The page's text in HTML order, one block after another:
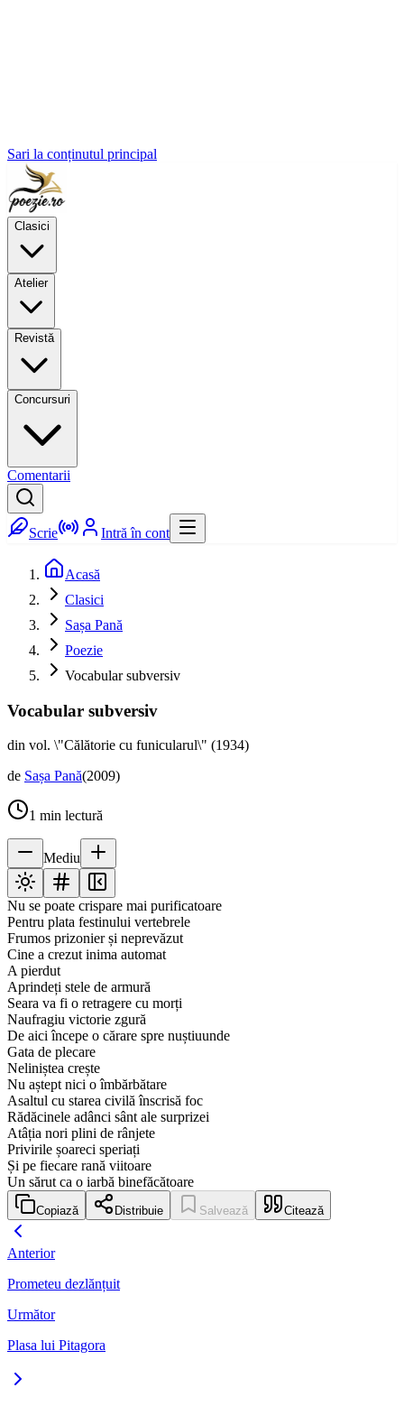
Sari la conținutul principal
Clasici
Atelier
Revistă
Concursuri
Comentarii
Scrie Intră în cont
Acasă
Clasici
Sașa Pană
Poezie
Vocabular subversiv
Vocabular subversiv
din vol. \"Călătorie cu funicularul\" (1934)
de Sașa Pană(2009)
1 min lectură
Mediu
Nu se poate crispare mai purificatoare
Pentru plata festinului vertebrele
Frumos prizonier și neprevăzut
Cine a crezut inima automat
A pierdut
Aprindeți stele de armură
Seara va fi o retragere cu morți
Naufragiu victorie zgură
De aici începe o cărare spre nuștiuunde
Gata de plecare
Neliniștea crește
Nu aștept nici o îmbărbătare
Asaltul cu starea civilă înscrisă foc
Rădăcinele adânci sânt ale surprizei
Atâția nori plini de rânjete
Privirile șoareci speriați
Și pe fiecare rană viitoare
Un sărut ca o iarbă binefăcătoare
Copiază Distribuie Salvează Citează
Anterior
Prometeu dezlănțuit
Următor
Plasa lui Pitagora